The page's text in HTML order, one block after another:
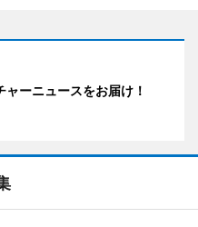
ャーニュースをお届け！